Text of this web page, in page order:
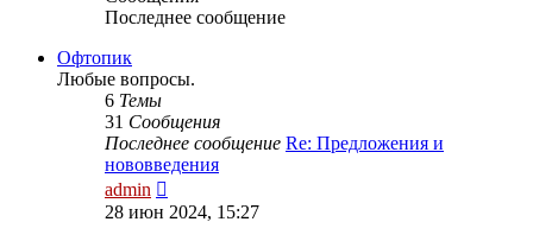
Последнее сообщение
Офтопик
Любые вопросы.
6 Темы
31 Сообщения
Последнее сообщение Re: Предложения и
нововведения
admin
к
28 июн 2024, 15:27